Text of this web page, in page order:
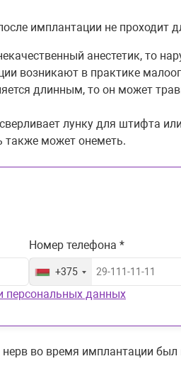
имплантации не проходит
анестетик, то
возникают в практике
длинным, то он может
лунку для штифта
также может онеметь.
Номер телефона *
+375
персональных данных
во время имплантации